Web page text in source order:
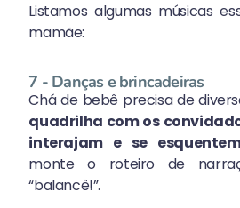
Listamos algumas músicas
mamãe:
7 - Danças e brincadeiras
Chá de bebê precisa de
quadrilha com os
interajam e se
monte o roteiro de
“balancê!”.